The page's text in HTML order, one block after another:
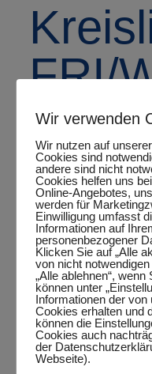
FRI/
Zum Kalender
DETAILS
Datum:
Dezember 3, 2025
Zeit:
17:45 Uhr - 19:45 Uhr
Wir verwenden
Wir nutzen auf
Cookies sind
andere sind nicht
Cookies helfen uns
Online-Angebotes,
werden für
Einwilligung umfasst
Informationen auf
personenbezogener
Klicken Sie auf „Alle
von nicht
„Alle ablehnen“,
können unter
Informationen der
Cookies erhalten und
können die
Cookies auch
der
Webseite).